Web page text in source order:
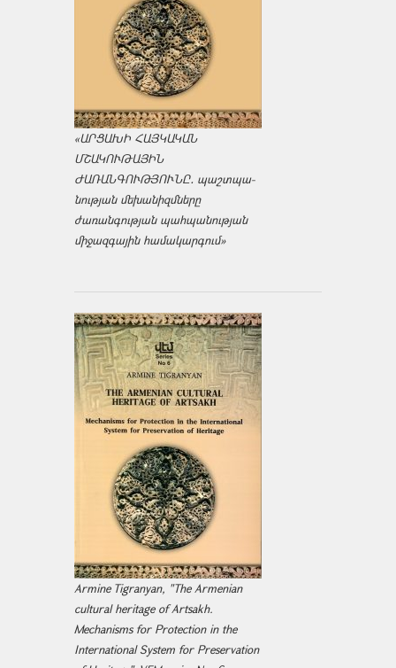
«ԱՐՑԱԽԻ ՀԱՅԿԱԿԱՆ
ՄՇԱԿՈՒԹԱՅԻՆ
ԺԱՌԱՆԳՈՒԹՅՈՒՆԸ․ պաշտպա­
նության մեխանիզմները
ժառանգության պահպանության
միջազ­գային համակարգում»
Armine Tigranyan, "The Armenian
cultural heritage of Artsakh.
Mechanisms for Protection in the
International System for Preservation